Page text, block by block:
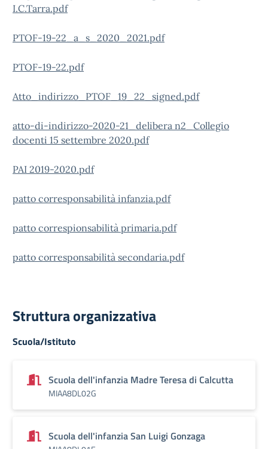
I.C.Tarra.pdf
PTOF-19-22_a_s_2020_2021.pdf
PTOF-19-22.pdf
Atto_indirizzo_PTOF_19_22_signed.pdf
atto-di-indirizzo-2020-21_delibera n2_Collegio
docenti 15 settembre 2020.pdf
PAI 2019-2020.pdf
patto corresponsabilità infanzia.pdf
patto correspionsabilità primaria.pdf
patto corresponsabilità secondaria.pdf
Struttura organizzativa
Scuola/Istituto
Scuola dell'infanzia Madre Teresa di Calcutta
MIAA8DL02G
Scuola dell'infanzia San Luigi Gonzaga